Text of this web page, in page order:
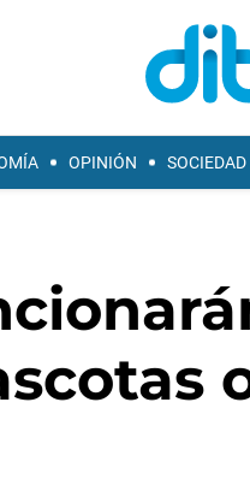
OPINIÓN SOCIEDAD